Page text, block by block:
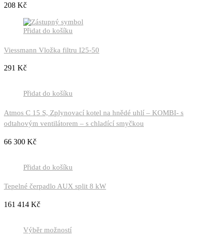
208 Kč
Přidat do košíku
Viessmann Vložka filtru I25-50
291 Kč
Přidat do košíku
Atmos C 15 S, Zplynovací kotel na hnědé uhlí – KOMBI- s
odtahovým ventilátorem – s chladící smyčkou
66 300 Kč
Přidat do košíku
Tepelné čerpadlo AUX split 8 kW
161 414 Kč
Výběr možností